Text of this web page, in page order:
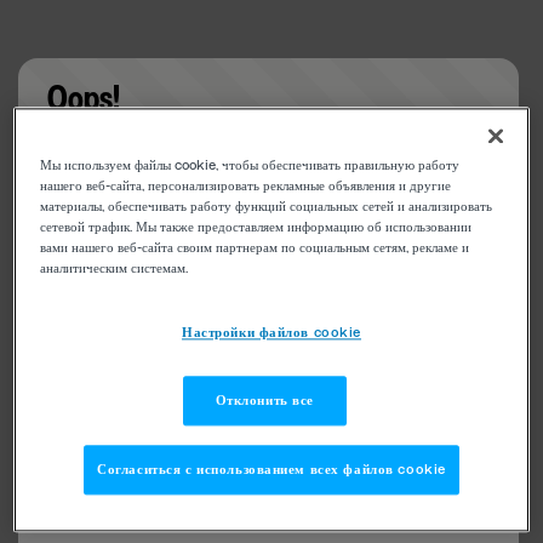
Oops!
Something went wrong. Please try refreshing the
app
Мы используем файлы cookie, чтобы обеспечивать правильную работу
нашего веб-сайта, персонализировать рекламные объявления и другие
материалы, обеспечивать работу функций социальных сетей и анализировать
сетевой трафик. Мы также предоставляем информацию об использовании
вами нашего веб-сайта своим партнерам по социальным сетям, рекламе и
аналитическим системам.
Настройки файлов cookie
Отклонить все
Согласиться с использованием всех файлов cookie